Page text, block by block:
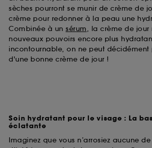
sèches pourront se munir de crème de
crème pour redonner à la peau une
Combinée à un sérum, la crème de jour
nouveaux pouvoirs encore plus
incontournable, on ne peut décidément
d'une bonne crème de jour !
Soin hydratant pour le visage : La
éclatante
Imaginez que vous n’arrosiez aucune